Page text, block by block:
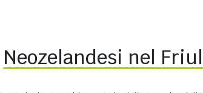
Neozelandesi nel